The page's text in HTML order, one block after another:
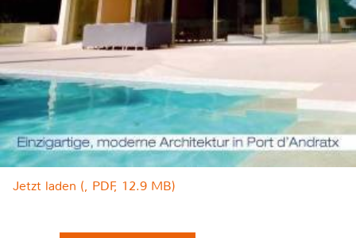
Jetzt laden (, PDF, 12.9 MB)